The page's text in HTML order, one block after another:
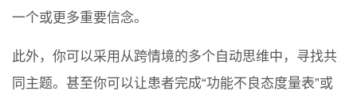
一个或更多重要信念。
此外，你可以采用从跨情境的多个自动思维中，寻找共
同主题。甚至你可以让患者完成“功能不良态度量表”或